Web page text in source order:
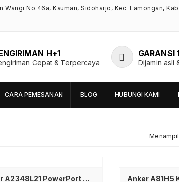
Wangi No.46a, Kauman, Sidoharjo, Kec. Lamongan,
H+1
Cepat & Terpercaya
GARANSI
Dijamin asli
CARA PEMESANAN BLOG HUBUNGI KAMI
Anker A2348L21 PowerPort Wall Charger Dual Port USB-C USB-A 20W PD 3.0 Fast Charging Original Kepala Charger Adapter Type C 18W untuk Smartphone Tablet Power Bank Earbuds Perangkat USB Warna Putih